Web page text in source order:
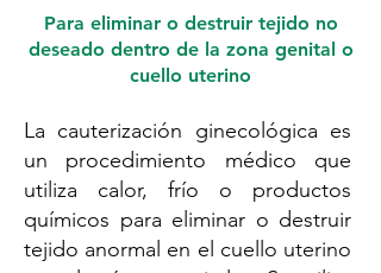
Para eliminar o destruir tejido no
deseado dentro de la zona genital o
cuello uterino
La cauterización ginecológica es
un procedimiento médico que
utiliza calor, frío o productos
químicos para eliminar o destruir
tejido anormal en el cuello uterino